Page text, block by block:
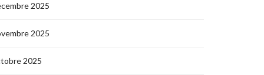
2025
2025
2025